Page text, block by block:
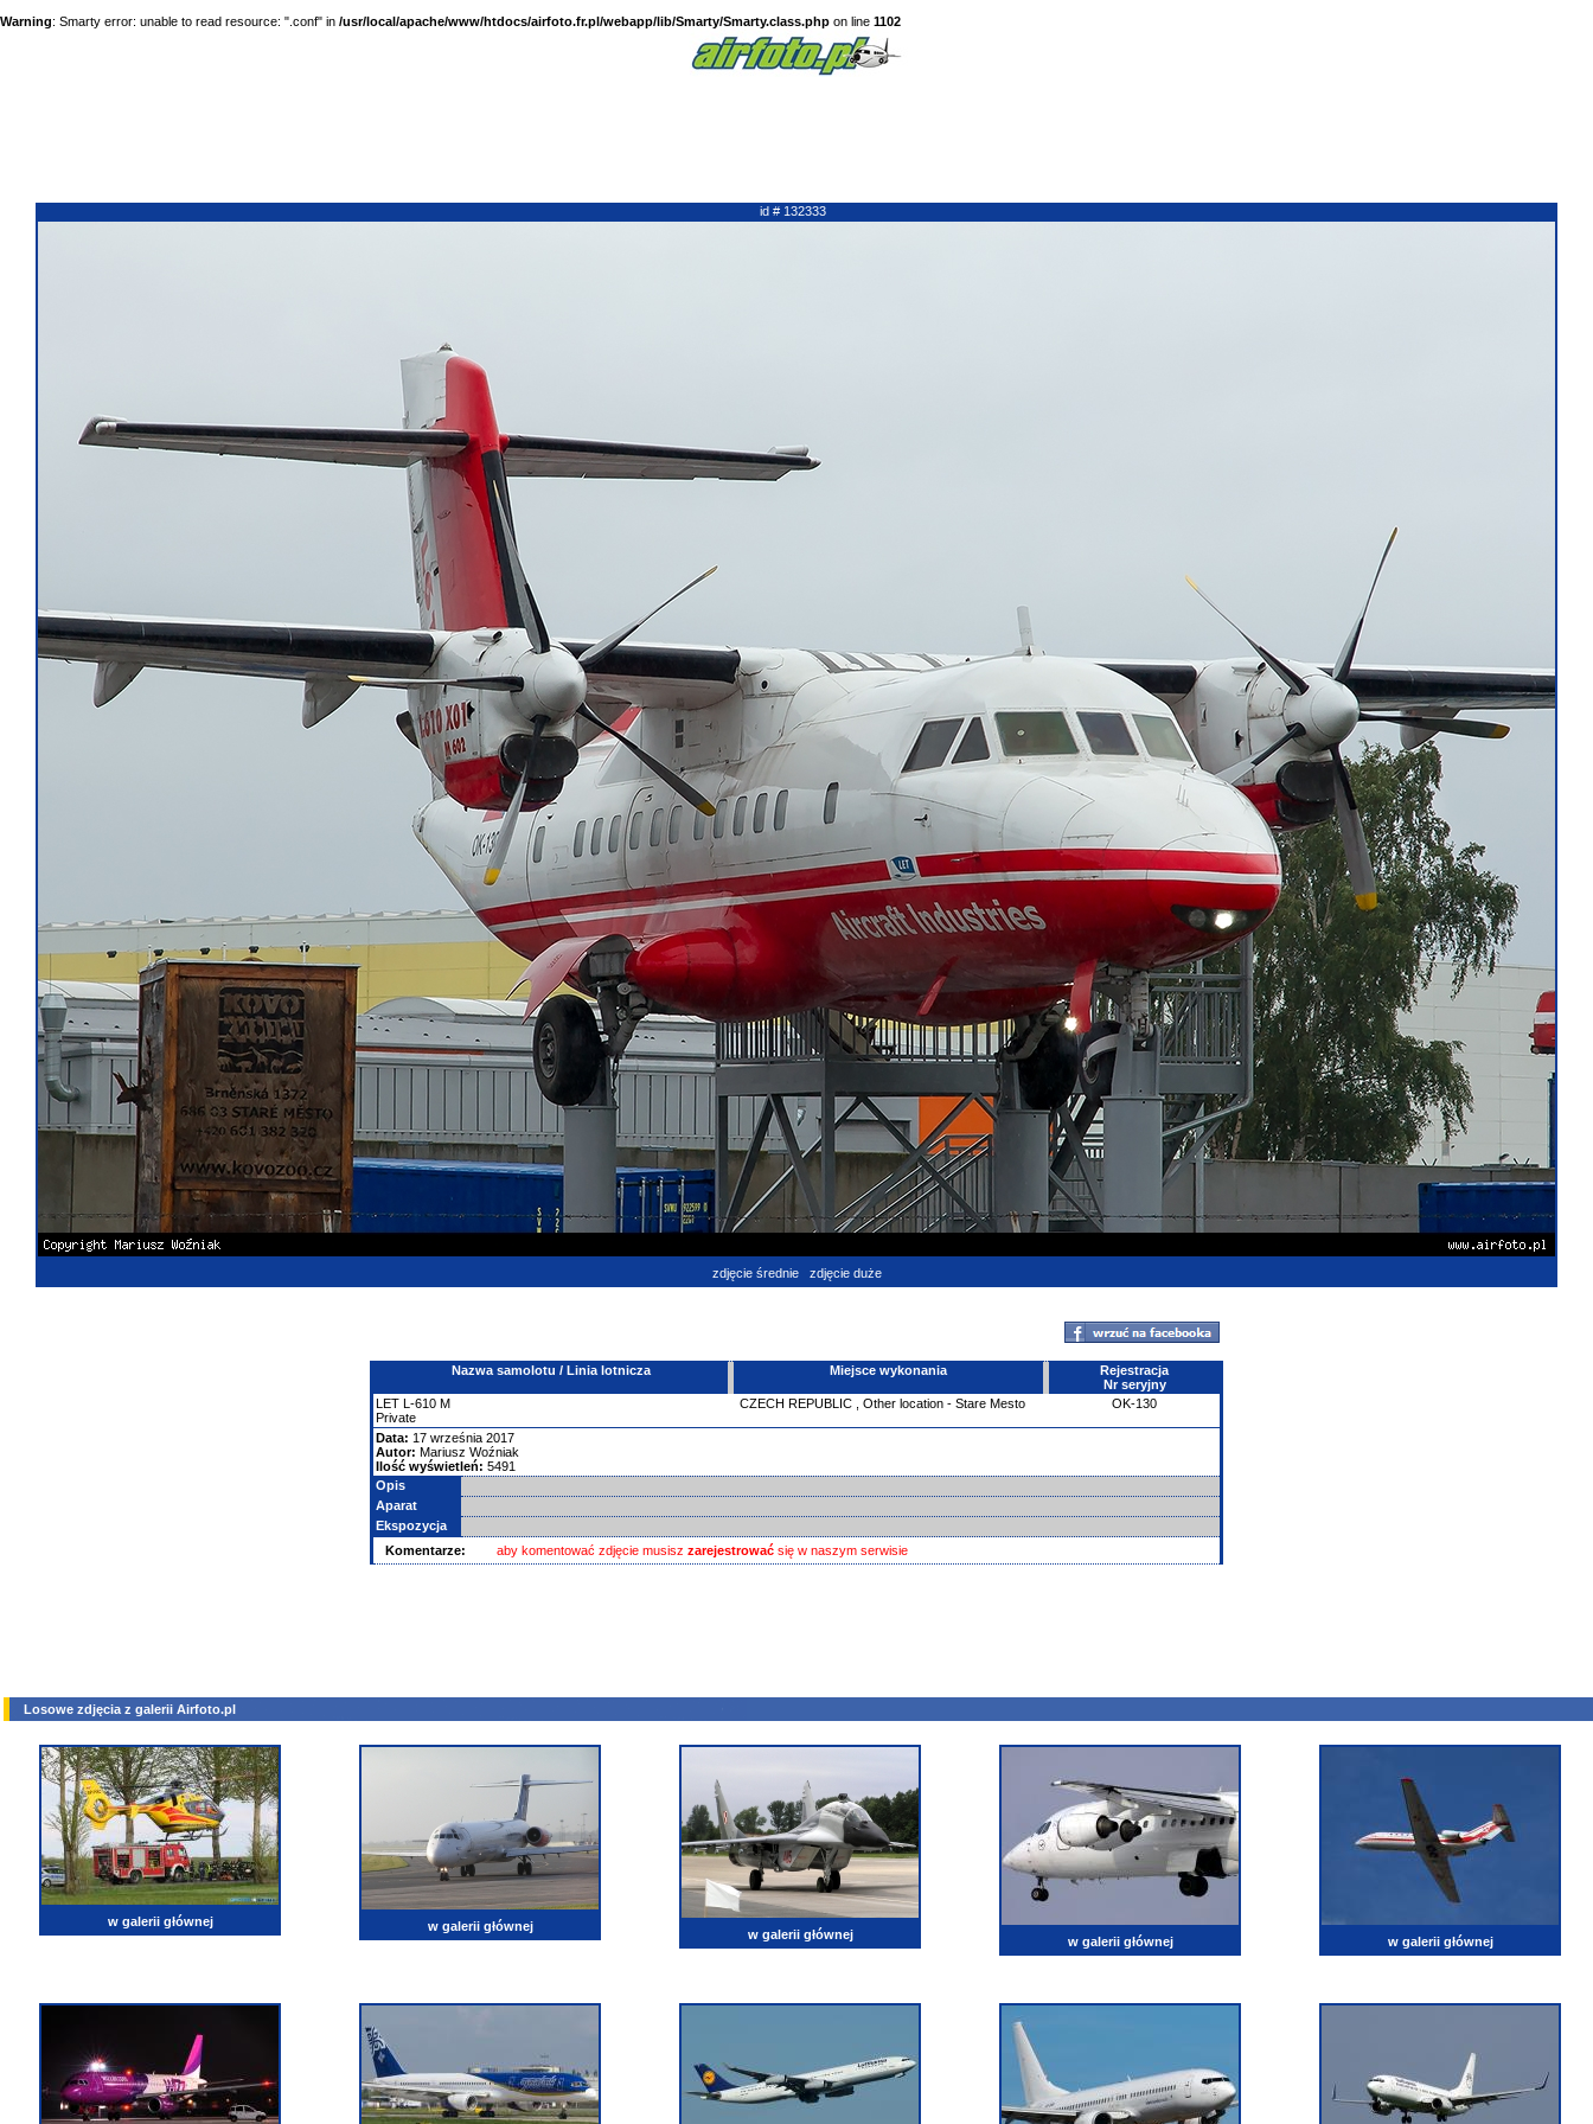
Warning: Smarty error: unable to read resource: ".conf" in /usr/local/apache/www/htdocs/airfoto.fr.pl/webapp/lib/Smarty/Smarty.class.php on line 1102
id # 132333
zdjęcie średnie zdjęcie duże
Nazwa samolotu / Linia lotnicza Miejsce wykonania
Rejestracja
Nr seryjny
LET L-610 M
Private
CZECH REPUBLIC Other location - Stare Mesto OK-130
Data: 17 września 2017
Autor: Mariusz Woźniak
Ilość wyświetleń: 5491
Opis
Aparat
Ekspozycja
Komentarze:
aby komentować zdjęcie musisz zarejestrować się w naszym serwisie
Losowe zdjęcia z galerii Airfoto.pl
w galerii głównej w galerii głównej
w galerii głównej w galerii głównej w galerii głównej